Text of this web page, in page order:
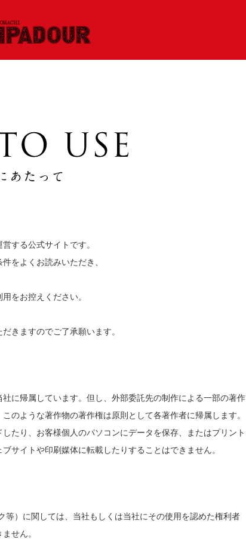
する公式サイトです。
をよくお読みいただき、
をお控えください。
きますのでご了承願います。
に帰属しています。但し、外部委託先の制作による一部の著作
のような著作物の著作権は原則として各著作者に帰属します。
たり、お客様個人のパソコンにデータを保存、またはプリント
サイトや印刷媒体に転載したりすることはできません。
）に関しては、当社もしくは当社にその使用を認めた権利者
せん。